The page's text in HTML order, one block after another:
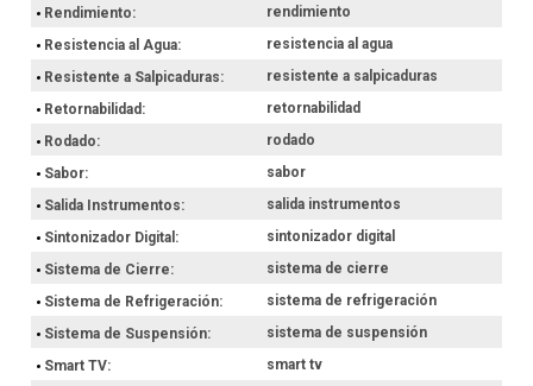
Rendimiento
rendimiento
Resistencia al Agua
resistencia al agua
Resistente a Salpicaduras
resistente a salpicaduras
Retornabilidad
retornabilidad
Rodado
rodado
Sabor
sabor
Salida Instrumentos
salida instrumentos
Sintonizador Digital
sintonizador digital
Sistema de Cierre
sistema de cierre
Sistema de Refrigeración
sistema de refrigeración
Sistema de Suspensión
sistema de suspensión
Smart TV
smart tv